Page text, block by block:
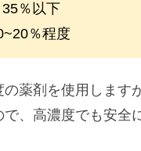
％以下
％程度
薬剤を使用します
、高濃度でも安全